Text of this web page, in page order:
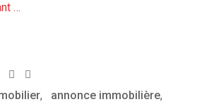
…
Whatsapp
Share
via
, annonce immobilière,